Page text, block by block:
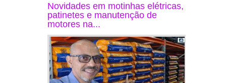
Novidades em motinhas elétricas,
patinetes e manutenção de
motores na...